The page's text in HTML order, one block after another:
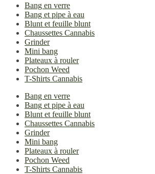
Bang en verre
Bang et pipe à eau
Blunt et feuille blunt
Chaussettes Cannabis
Grinder
Mini bang
Plateaux à rouler
Pochon Weed
T-Shirts Cannabis
Bang en verre
Bang et pipe à eau
Blunt et feuille blunt
Chaussettes Cannabis
Grinder
Mini bang
Plateaux à rouler
Pochon Weed
T-Shirts Cannabis